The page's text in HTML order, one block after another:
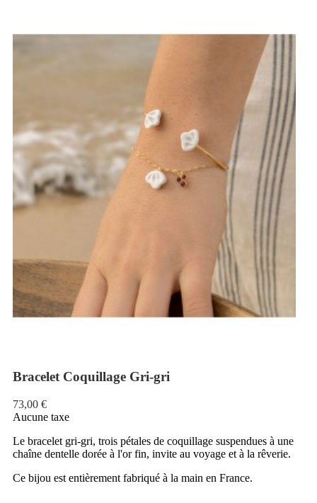
Bracelet Coquillage Gri-gri
73,00 €
Aucune taxe
Le bracelet gri-gri, trois pétales de coquillage suspendues à une
chaîne dentelle dorée à l'or fin, invite au voyage et à la rêverie.
Ce bijou est entièrement fabriqué à la main en France.